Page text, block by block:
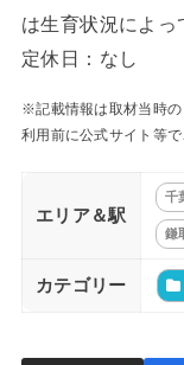
は生育状況によっ
定休日：なし
※記載情報は取材当時
利用前に公式サイト等で
エリア＆駅
千
鎌
カテゴリー